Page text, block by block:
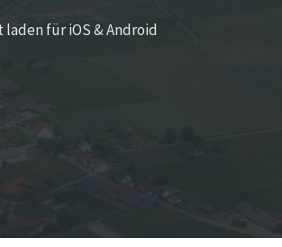
für iOS & Android